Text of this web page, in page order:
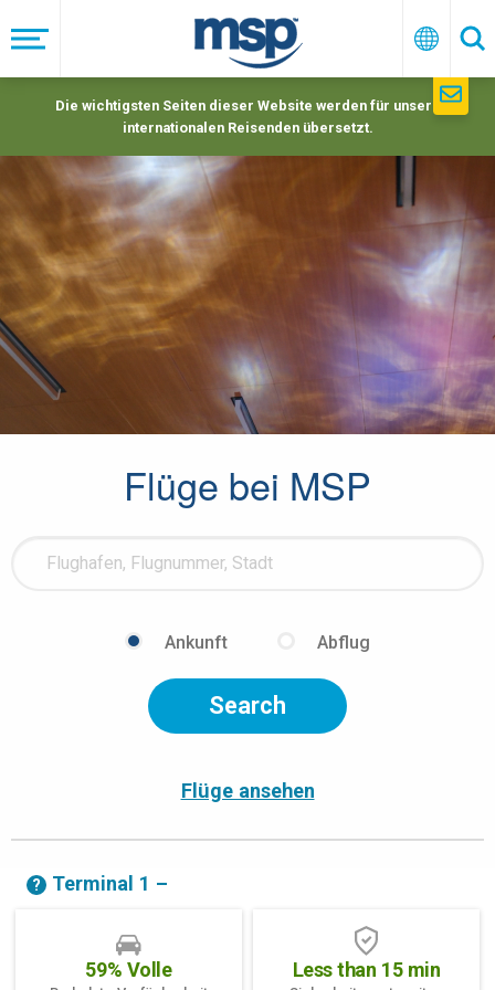
to
main
navigation
Menü
Die wichtigsten Seiten dieser Website werden für unsere
internationalen Reisenden übersetzt.
Flüge bei MSP
Ankunft Abflug
Flüge ansehen
Help
Terminal 1 –
59% Volle Less than 15 min